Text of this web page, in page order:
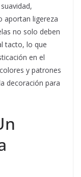
aportan ligereza
no solo deben
tacto, lo que
en el
y patrones
decoración para